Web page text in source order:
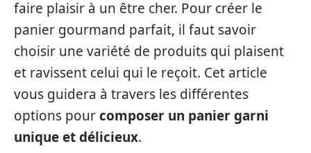
faire plaisir à un être cher. Pour créer le
panier gourmand parfait, il faut savoir
choisir une variété de produits qui plaisent
et ravissent celui qui le reçoit. Cet article
vous guidera à travers les différentes
options pourcomposer un panier garni
unique et délicieux.